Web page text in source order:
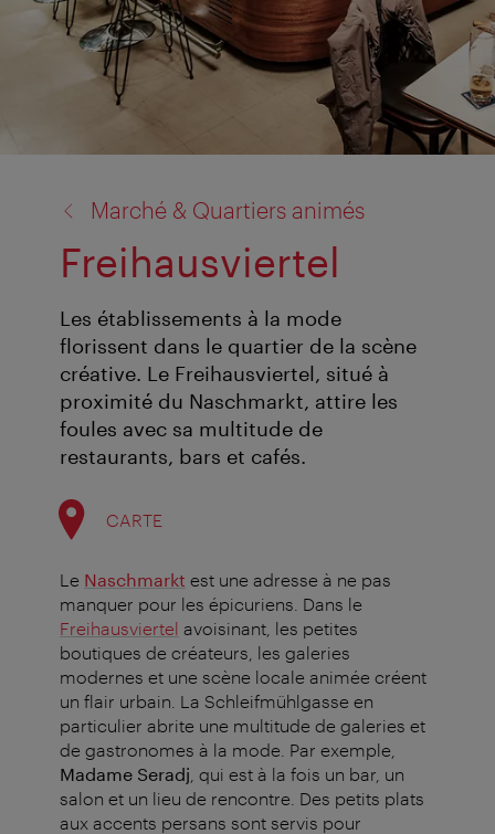
Marché & Quartiers animés
Freihausviertel
Les établissements à la mode
florissent dans le quartier de la scène
créative. Le Freihausviertel, situé à
proximité du Naschmarkt, attire les
foules avec sa multitude de
restaurants, bars et cafés.
CARTE
Le Naschmarkt est une adresse à ne pas
manquer pour les épicuriens. Dans le
Freihausviertel avoisinant, les petites
boutiques de créateurs, les galeries
modernes et une scène locale animée créent
un flair urbain. La Schleifmühlgasse en
particulier abrite une multitude de galeries et
de gastronomes à la mode. Par exemple,
Madame Seradj , qui est à la fois un bar, un
salon et un lieu de rencontre. Des petits plats
aux accents persans sont servis pour